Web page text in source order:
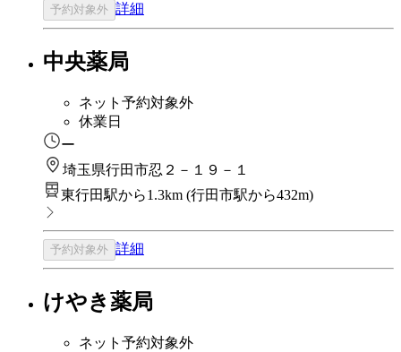
予約対象外 詳細
中央薬局
ネット予約対象外
休業日
ー
埼玉県行田市忍２－１９－１
東行田駅から1.3km (行田市駅から432m)
予約対象外 詳細
けやき薬局
ネット予約対象外